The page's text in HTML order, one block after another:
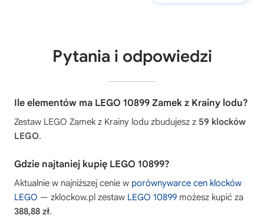
Pytania i odpowiedzi
Ile elementów ma LEGO 10899 Zamek z Krainy lodu?
Zestaw LEGO Zamek z Krainy lodu zbudujesz z 59 klocków
LEGO.
Gdzie najtaniej kupię LEGO 10899?
Aktualnie w najniższej cenie w porównywarce cen klocków
LEGO — zklockow.pl zestaw LEGO 10899 możesz kupić za
388,88 zł.